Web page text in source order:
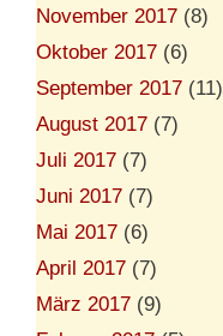
November 2017 (8)
Oktober 2017 (6)
September 2017 (11)
August 2017 (7)
Juli 2017 (7)
Juni 2017 (7)
Mai 2017 (6)
April 2017 (7)
März 2017 (9)